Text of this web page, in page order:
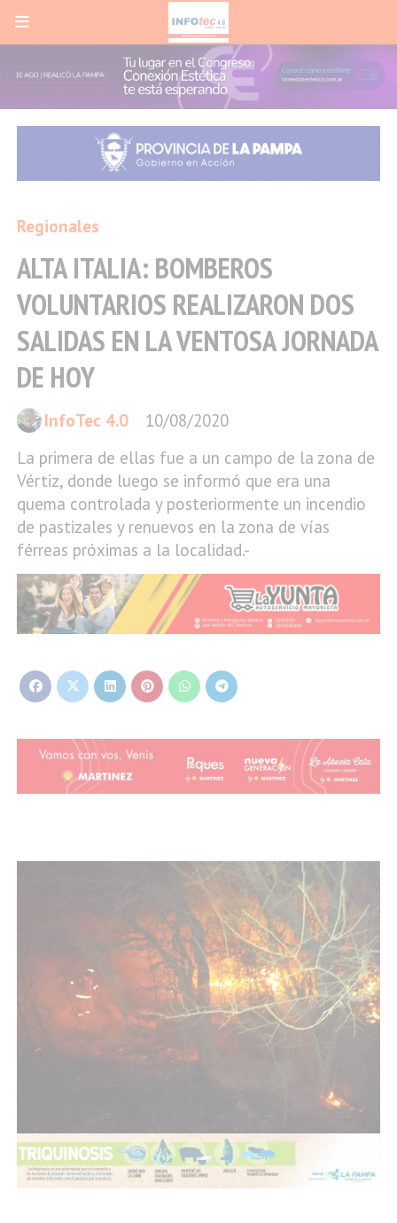
ALTA ITALIA: BOMBEROS
VOLUNTARIOS REALIZARON DOS
SALIDAS EN LA VENTOSA JORNADA
DE HOY
La primera de ellas fue a un campo de la zona de
Vértiz, donde luego se informó que era una
quema controlada y posteriormente un incendio
de pastizales y renuevos en la zona de vías
férreas próximas a la localidad.-
Regionales
10/08/2020
InfoTec 4.0